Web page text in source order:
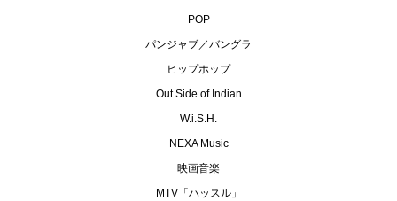
POP
パンジャブ／バングラ
ヒップホップ
Out Side of Indian
W.i.S.H.
NEXA Music
映画音楽
MTV「ハッスル」